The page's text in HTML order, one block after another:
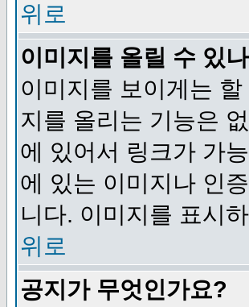
위로
이미지를 올릴 수 있
이미지를 보이게는
지를 올리는 기능은
에 있어서 링크가 가
에 있는 이미지나 인
니다. 이미지를 표시
위로
공지가 무엇인가요?